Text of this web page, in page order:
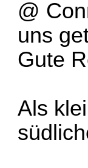
@
uns
Gute
Als